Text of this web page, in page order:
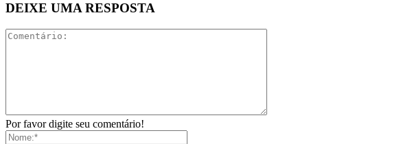
DEIXE UMA RESPOSTA
Por favor digite seu comentário!